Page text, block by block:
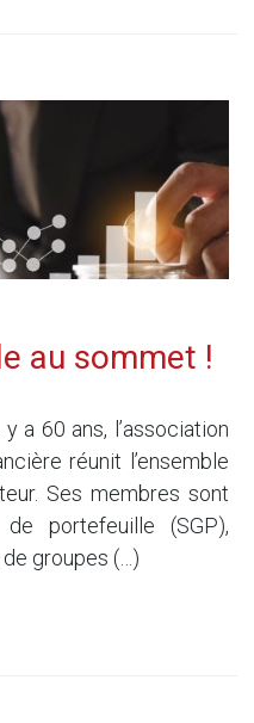
au sommet !
a 60 ans, l’association
réunit l’ensemble
Ses membres sont
portefeuille (SGP),
groupes (…)